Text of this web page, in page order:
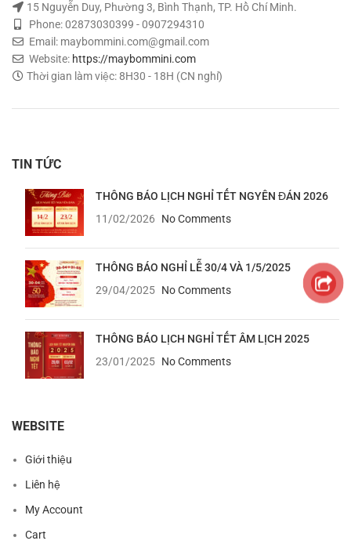
15 Nguyễn Duy, Phường 3, Bình Thạnh, TP. Hồ Chí Minh.
Phone: 02873030399 - 0907294310
Email: maybommini.com@gmail.com
Website: https://maybommini.com
Thời gian làm việc: 8H30 - 18H (CN nghỉ)
TIN TỨC
THÔNG BÁO LỊCH NGHỈ TẾT NGYÊN ĐÁN 2026
11/02/2026
No Comments
THÔNG BÁO NGHỈ LỄ 30/4 VÀ 1/5/2025
29/04/2025 No Comments
THÔNG BÁO LỊCH NGHỈ TẾT ÂM LỊCH 2025
23/01/2025 No Comments
WEBSITE
Giới thiệu
Liên hệ
My Account
Cart